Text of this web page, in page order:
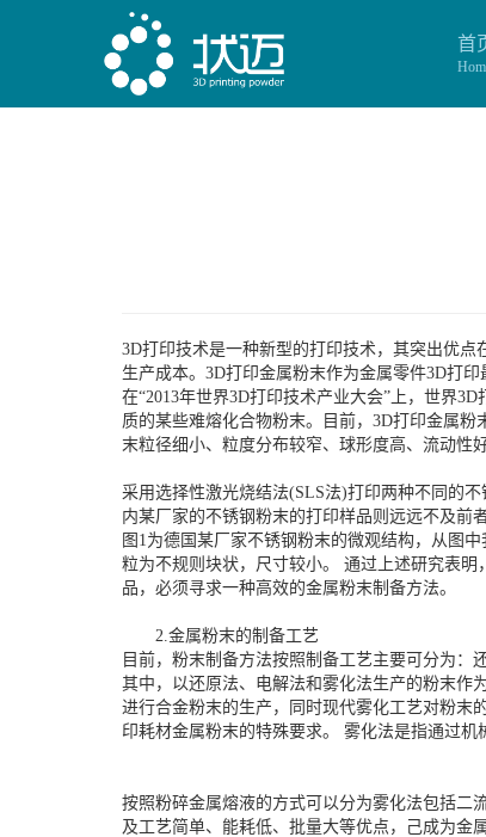
首
3D打印技术是一种新型的打印技术，其突出优
生产成本。3D打印金属粉末作为金属零件3D打
在“2013年世界3D打印技术产业大会”上，世界
质的某些难熔化合物粉末。目前，3D打印金属
末粒径细小、粒度分布较窄、球形度高、流动性
采用选择性激光烧结法(SLS法)打印两种不同的
内某厂家的不锈钢粉末的打印样品则远远不及前
图1为德国某厂家不锈钢粉末的微观结构，从图
粒为不规则块状，尺寸较小。 通过上述研究表
品，必须寻求一种高效的金属粉末制备方法。
2.金属粉末的制备工艺
目前，粉末制备方法按照制备工艺主要可分为：
其中，以还原法、电解法和雾化法生产的粉末作
进行合金粉末的生产，同时现代雾化工艺对粉末
印耗材金属粉末的特殊要求。 雾化法是指通过机
按照粉碎金属熔液的方式可以分为雾化法包括二
及工艺简单、能耗低、批量大等优点，己成为金